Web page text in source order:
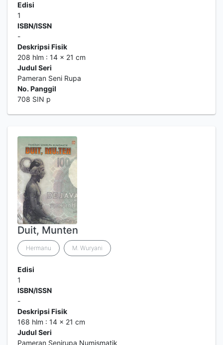
Edisi
1
ISBN/ISSN
-
Deskripsi Fisik
208 hlm : 14 x 21 cm
Judul Seri
Pameran Seni Rupa
No. Panggil
708 SIN p
Duit, Munten
Hermanu M. Wuryani
Edisi
1
ISBN/ISSN
-
Deskripsi Fisik
168 hlm : 14 x 21 cm
Judul Seri
Pameran Senirupa Numismatik